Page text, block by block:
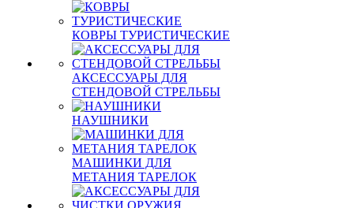
КОВРЫ ТУРИСТИЧЕСКИЕ
АКСЕССУАРЫ ДЛЯ
СТЕНДОВОЙ СТРЕЛЬБЫ
НАУШНИКИ
МАШИНКИ ДЛЯ
МЕТАНИЯ ТАРЕЛОК